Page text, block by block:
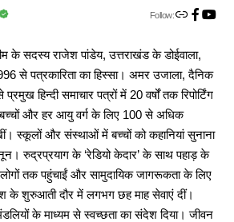
Follow:
के सदस्य राजेश पांडेय, उत्तराखंड के डोईवाला,
से पत्रकारिता का हिस्सा। अमर उजाला, दैनिक
हिन्दी समाचार पत्रों में 20 वर्षों तक रिपोर्टिंग
और हर आयु वर्ग के लिए 100 से अधिक
स्कूलों और संस्थाओं में बच्चों को कहानियां सुनाना
रुद्रप्रयाग के ‘रेडियो केदार’ के साथ पहाड़ के
लोगों तक पहुंचाईं और सामुदायिक जागरूकता के लिए
के शुरुआती दौर में लगभग छह माह सेवाएं दीं।
के माध्यम से स्वच्छता का संदेश दिया। जीवन